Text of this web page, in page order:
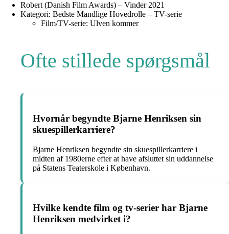
Robert (Danish Film Awards) – Vinder 2021
Kategori: Bedste Mandlige Hovedrolle – TV-serie
Film/TV-serie: Ulven kommer
Ofte stillede spørgsmål
Hvornår begyndte Bjarne Henriksen sin
skuespillerkarriere?
Bjarne Henriksen begyndte sin skuespillerkarriere i
midten af 1980erne efter at have afsluttet sin uddannelse
på Statens Teaterskole i København.
Hvilke kendte film og tv-serier har Bjarne
Henriksen medvirket i?